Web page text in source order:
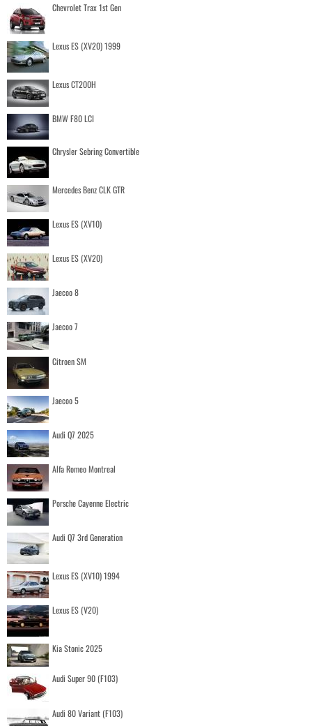
Chevrolet Trax 1st Gen
Lexus ES (XV20) 1999
Lexus CT200H
BMW F80 LCI
Chrysler Sebring Convertible
Mercedes Benz CLK GTR
Lexus ES (XV10)
Lexus ES (XV20)
Jaecoo 8
Jaecoo 7
Citroen SM
Jaecoo 5
Audi Q7 2025
Alfa Romeo Montreal
Porsche Cayenne Electric
Audi Q7 3rd Generation
Lexus ES (XV10) 1994
Lexus ES (V20)
Kia Stonic 2025
Audi Super 90 (F103)
Audi 80 Variant (F103)